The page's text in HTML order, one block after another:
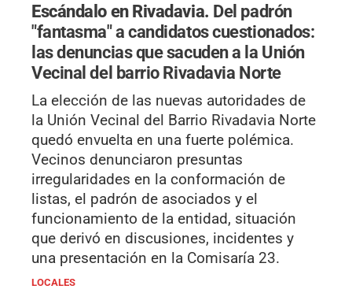
Escándalo en Rivadavia. Del padrón
"fantasma" a candidatos cuestionados:
las denuncias que sacuden a la Unión
Vecinal del barrio Rivadavia Norte
La elección de las nuevas autoridades de
la Unión Vecinal del Barrio Rivadavia Norte
quedó envuelta en una fuerte polémica.
Vecinos denunciaron presuntas
irregularidades en la conformación de
listas, el padrón de asociados y el
funcionamiento de la entidad, situación
que derivó en discusiones, incidentes y
una presentación en la Comisaría 23.
LOCALES